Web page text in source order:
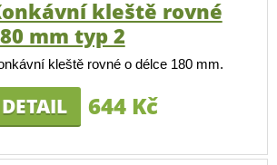
kleště rovné
mm typ 2
kleště rovné o délce 180 mm.
DETAIL 644 Kč